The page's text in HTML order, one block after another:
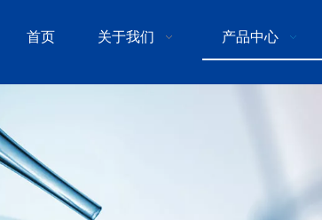
首页 关于我们 产品中心